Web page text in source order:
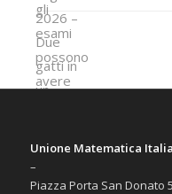
Unione Matematica
–
Piazza Porta San Donato 5